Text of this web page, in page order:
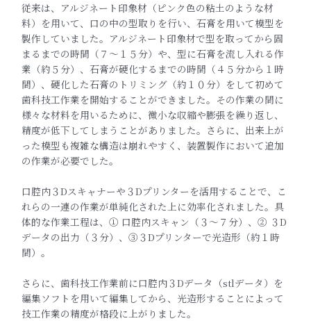
従来は、アルジネート印象材（ピンク色の粘土のような材
料）を用いて、口の中の型取りを行い、石膏を用いて模型を
製作していました。アルジネート印象材で型を取ってから固
まるまでの時間（７〜１５分）や、型に石膏を流し入れる作
業（約５分）、石膏が硬化するまでの時間（４５分から１時
間）、硬化した石膏のトリミング（約１０分）をして初めて
歯科技工作業を開始することができました。その作業の間に
様々な材料を用いるために、微小な収縮や膨張を繰り返し、
精度が低下してしまうことがありました。さらに、出来上が
った模型も複雑な構造は崩れやすく、装置製作において追加
の作業が必要でした。
口腔内３Dスキャナーや３Dプリンターを活用することで、こ
れらの一連の作業が単純化された上に効率化されました。具
体的な作業工程は、① 口腔内スキャン（３〜７分）、② ３D
データの出力（３分）、③３Dプリンターで光造形（約１時
間）。
さらに、歯科技工作業前に口腔内３Dデータ（stlデータ）を
編集ソフトを用いて編集してから、光造形することによって
技工作業の精度が格段に上がりました。